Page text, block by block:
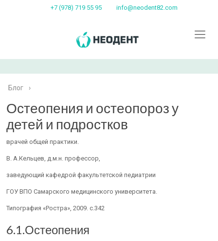
+7 (978) 719 55 95 info@neodent82.com
Блог ›
Остеопения и остеопороз у
детей и подростков
врачей общей практики.
В. А.Кельцев, д.м.н. профессор,
заведующий кафедрой факультетской педиатрии
ГОУ ВПО Самарского медицинского университета.
Типография «Ростра», 2009. с.342
6.1.Остеопения